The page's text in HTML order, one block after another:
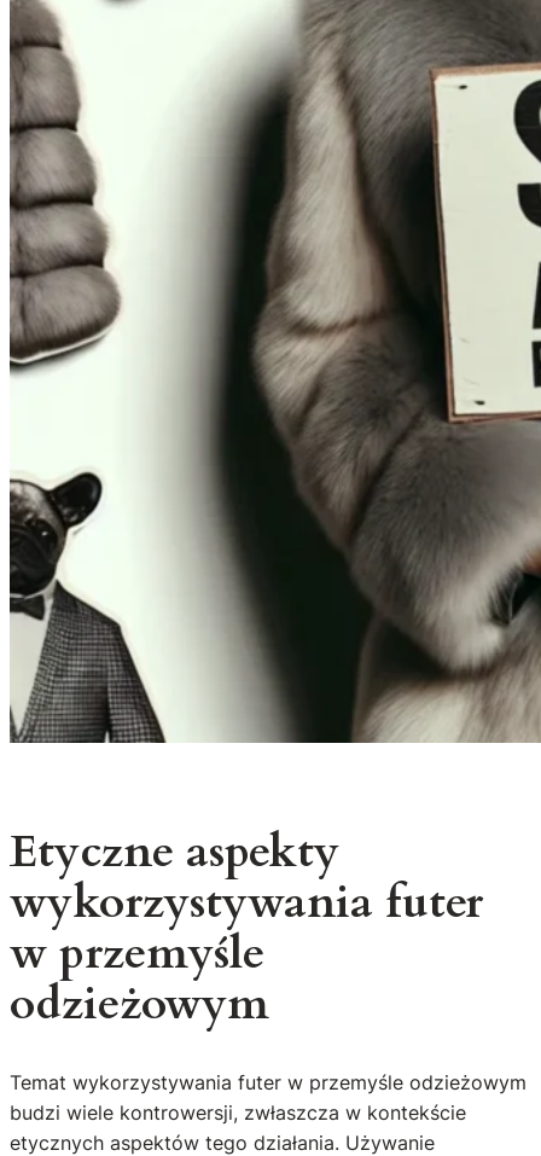
Etyczne aspekty
wykorzystywania futer
w przemyśle
odzieżowym
Temat wykorzystywania futer w przemyśle odzieżowym
budzi wiele kontrowersji, zwłaszcza w kontekście
etycznych aspektów tego działania. Używanie